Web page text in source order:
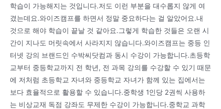
학습이 가능해지는 것입니다.저도 이런 부분을 대수롭지 않게 여
겼는데요.와이즈캠프를 하면서 정말 중요하다는 걸 알았어요.내
것으로 해야 학습이 끝날 것 같아요.그렇게 학습한 것들은 오랜 시
간이 지나도 머릿속에서 사라지지 않습니다.와이즈캠프는 중등 인
터넷 강의 브랜드인 수박씨닷컴과 동시 수강이 가능합니다.초등학
교부터 중등학교까지 전 학년, 전 과목 강의를 수강할 수 있기 때문
에 저처럼 초등학교 자녀와 중등학교 자녀가 함께 있는 집에서는
보다 효율적으로 활용할 수 있습니다.중학생 1인당 2권씩 사용하
는 비상교재 독점 강좌도 무제한 수강이 가능합니다.중학교 과학